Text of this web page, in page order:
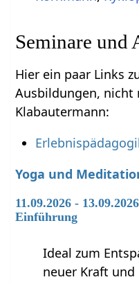
Seminare und
Hier ein paar Links
Ausbildungen, nicht
Klabautermann:
Yoga und
11.09.2026 -
Einführung
Ideal zum
neuer Kraft